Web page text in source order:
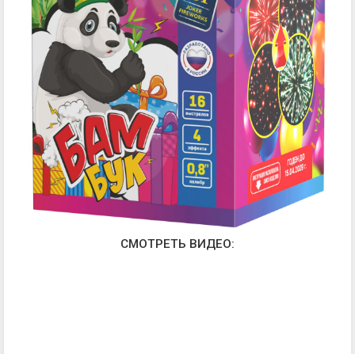
СМОТРЕТЬ ВИДЕО: